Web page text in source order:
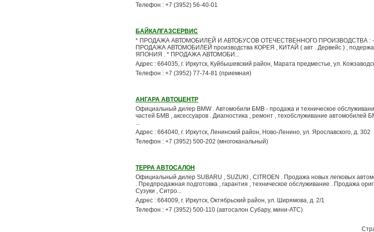
Телефон : +7 (3952) 56-40-01
БАЙКАЛГАЗСЕРВИС
* ПРОДАЖА АВТОМОБИЛЕЙ И АВТОБУСОВ ОТЕЧЕСТВЕННОГО ПРОИЗВОДСТВА : -
ПРОДАЖА АВТОМОБИЛЕЙ производства КОРЕЯ , КИТАЙ ( авт . Дервейс ) ,
ЯПОНИЯ . * ПРОДАЖА АВТОМОБИ...
Адрес : 664035, г. Иркутск, Куйбышевский район, Марата предместье, ул.
Телефон : +7 (3952) 77-74-81 (приемная)
АНГАРА АВТОЦЕНТР
Официальный дилер BMW . Автомобили БМВ - продажа и техническое
частей БМВ , аксессуаров . Диагностика , ремонт , техобслуживание автомобилей
...
Адрес : 664040, г. Иркутск, Ленинский район, Ново-Ленино, ул. Ярославского, д. 302
Телефон : +7 (3952) 500-202 (многоканальный)
ТЕРРА АВТОСАЛОН
Официальный дилер SUBARU , SUZUKI , CITROEN . Продажа новых легковых
. Предпродажная подготовка , гарантия , техническое обслуживание . Продажа
Сузуки , Ситро...
Адрес : 664009, г. Иркутск, Октябрьский район, ул. Ширямова, д. 2/1
Телефон : +7 (3952) 500-110 (автосалон Субару, мини-АТС)